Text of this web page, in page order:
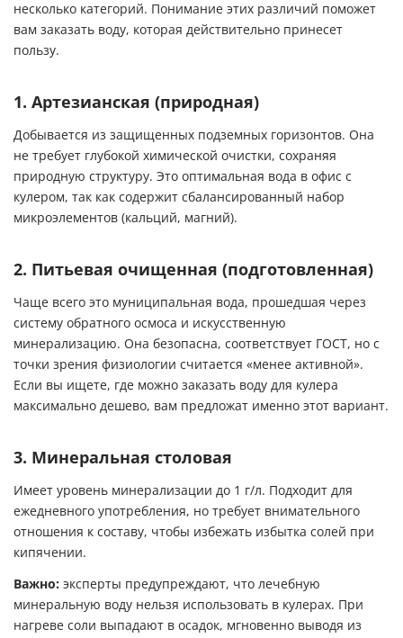
несколько категорий. Понимание этих различий поможет
вам заказать воду, которая действительно принесет
пользу.
1. Артезианская (природная)
Добывается из защищенных подземных горизонтов. Она
не требует глубокой химической очистки, сохраняя
природную структуру. Это оптимальная вода в офис с
кулером, так как содержит сбалансированный набор
микроэлементов (кальций, магний).
2. Питьевая очищенная (подготовленная)
Чаще всего это муниципальная вода, прошедшая через
систему обратного осмоса и искусственную
минерализацию. Она безопасна, соответствует ГОСТ, но с
точки зрения физиологии считается «менее активной».
Если вы ищете, где можно заказать воду для кулера
максимально дешево, вам предложат именно этот вариант.
3. Минеральная столовая
Имеет уровень минерализации до 1 г/л. Подходит для
ежедневного употребления, но требует внимательного
отношения к составу, чтобы избежать избытка солей при
кипячении.
Важно: эксперты предупреждают, что лечебную
минеральную воду нельзя использовать в кулерах. При
нагреве соли выпадают в осадок, мгновенно выводя из